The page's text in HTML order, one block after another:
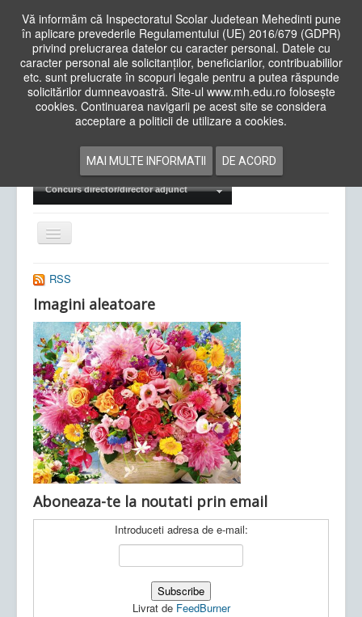
Vă informăm că Inspectoratul Scolar Judetean Mehedinti pune
în aplicare prevederile Regulamentului (UE) 2016/679 (GDPR)
privind prelucrarea datelor cu caracter personal. Datele cu
caracter personal ale solicitanților, beneficiarilor, contribuabililor
etc. sunt prelucrate în scopuri legale pentru a putea răspunde
solicitărilor dumneavoastră. Site-ul www.mh.edu.ro folosește
cookies. Continuarea navigarii pe acest site se considera
acceptare a politicii de utilizare a cookies.
MAI MULTE INFORMATII DE ACORD
Cauta
in
siteAcasa Cadre Didactice
Examene Naționale
Concurs director/director adjunct
Comută
navigarea
Ultimele articole: Vi, 04.11.2022 -Inspectoratul Școlar
Județean Mehedinți
RSS
Imagini aleatoare
Aboneaza-te la noutati prin email
Introduceti adresa de e-mail:
Livrat de FeedBurner